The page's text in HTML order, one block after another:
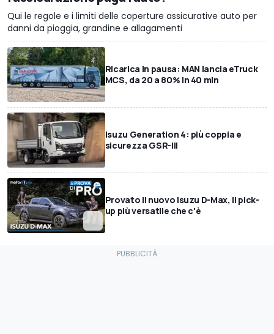
Qui le regole e i limiti delle coperture assicurative auto per
danni da pioggia, grandine e allagamenti
Ricarica in pausa: MAN lancia eTruck
MCS, da 20 a 80% in 40 min
Isuzu Generation 4: più coppia e
sicurezza GSR-III
Provato il nuovo Isuzu D-Max, il pick-
up più versatile che c'è